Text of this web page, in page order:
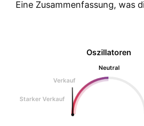
Eine Zusammenfassung, was
Oszillatoren
Neutral
Verkauf
Starker Verkauf